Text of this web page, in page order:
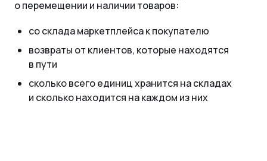
о перемещении и наличии товаров:
со склада маркетплейса к покупателю
возвраты от клиентов, которые находятся
в пути
сколько всего единиц хранится на складах
и сколько находится на каждом из них